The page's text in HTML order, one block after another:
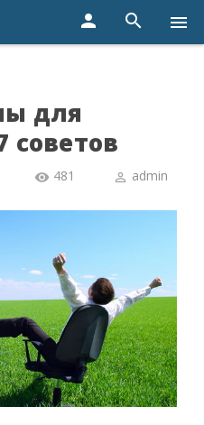
person search menu
для
советов
481 admin